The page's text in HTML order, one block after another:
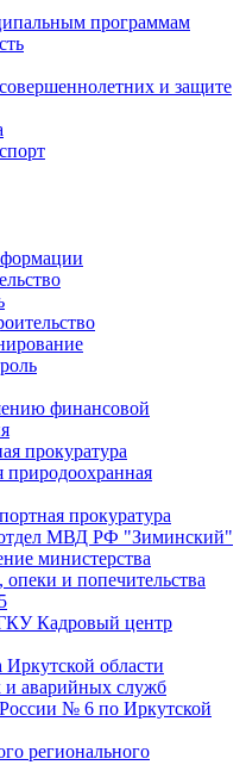
программам
и защите
финансовой
прокуратура
природоохранная
прокуратура
МВД РФ "Зиминский"
министерства
опеки и попечительства
Кадровый центр
Иркутской области
и аварийных служб
№ 6 по Иркутской
регионального